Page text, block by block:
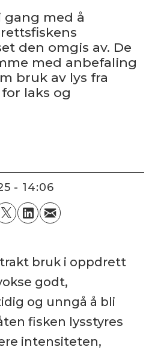
gang med å
den omgis av. De
med anbefaling
bruk av lys fra
laks og
- 14:06
bruk i oppdrett
godt,
og unngå å bli
fisken lysstyres
intensiteten,